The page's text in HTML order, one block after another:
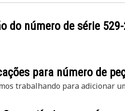
do número de série
para número de
trabalhando para adicionar